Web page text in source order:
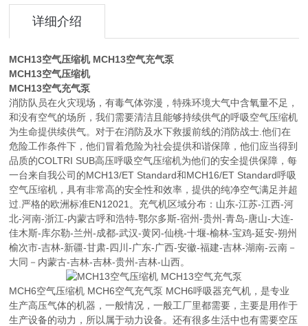
详细介绍
MCH13空气压缩机 MCH13空气充气泵
MCH13空气压缩机
MCH13空气充气泵
消防队员在火灾现场，有毒气体弥漫，特殊环境大气中含氧量不足，
和没有空气的场所，我们需要清洁且能够持续供气的呼吸空气压缩机
为生命提供续供气。对于在消防及水下救援前线的消防战士.他们在
危险工作条件下，他们冒着危险为社会提供和谐保障，他们应当得到
品质的COLTRI SUB高压呼吸空气压缩机为他们的安全提供保障，每
一台来自我公司的MCH13/ET Standard和MCH16/ET Standard呼吸
空气压缩机，具有非常高的安全性和效率，提供的纯净空气满足并超
过.严格的欧洲标准EN12021。充气机区域分布：山东-江苏-江西-河
北-河南-浙江-内蒙古呼和浩特-鄂尔多斯-宿州-贵州-青岛-唐山-大连-
佳木斯-库尔勒-兰州-成都-武汉-黄冈-仙桃-十堰-榆林-宝鸡-延安-朔州
榆次市-吉林-新疆-甘肃-四川-广东-广西-安徽-福建-吉林-湖南-云南－
大同－内蒙古-吉林-吉林-贵州-吉林-山西。
MCH6空气压缩机 MCH6空气充气泵 MCH6呼吸器充气机，是专业
生产高压气体的机器，一般情况，一般工厂里都需要，主要是用作于
生产设备的动力，所以属于动力设备。还有很多生活中也有需要空压